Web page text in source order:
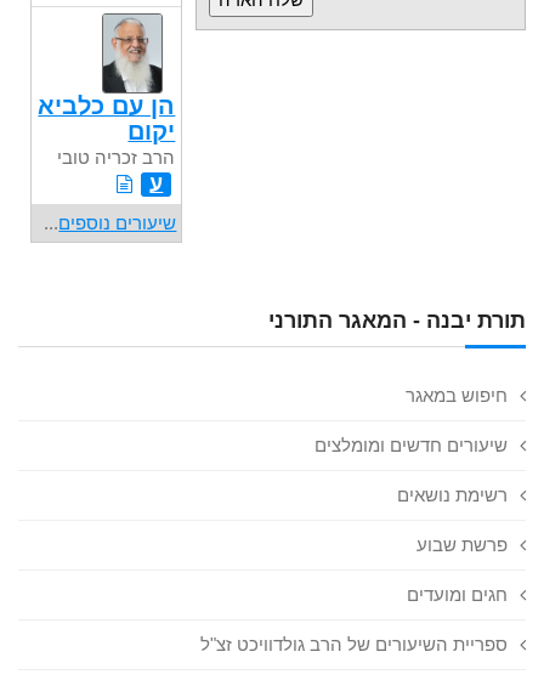
תורת יבנה - המאגר התורני
חיפוש במאגר
שיעורים חדשים ומומלצים
רשימת נושאים
פרשת שבוע
חגים ומועדים
ספריית השיעורים של הרב גולדוויכט זצ"ל
הן עם כלביא
יקום
הרב זכריה טובי
ע
שיעורים נוספים...